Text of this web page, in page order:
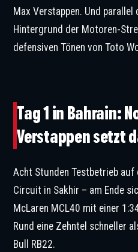
Max Verstappen. Und
Hintergrund der Motoren-
defensiven Tönen von Toto
Tag 1 in Bahrain:
Verstappen setzt
Acht Stunden Testbetrieb auf
Circuit in Sakhir – am Ende
McLaren MCL40 mit einer
Rund eine Zehntel schneller
Bull RB22.